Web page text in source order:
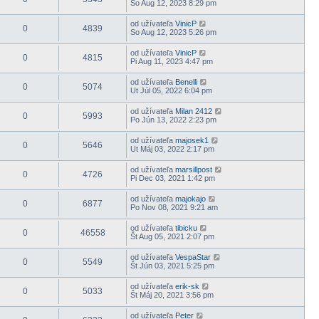
So Aug 12, 2023 8:29 pm
0 4839 od užívateľa VinicP
So Aug 12, 2023 5:26 pm
0 4815 od užívateľa VinicP
Pi Aug 11, 2023 4:47 pm
0 5074 od užívateľa Benelli
Ut Júl 05, 2022 6:04 pm
0 5993 od užívateľa Milan 2412
Po Jún 13, 2022 2:23 pm
0 5646 od užívateľa majosek1
Ut Máj 03, 2022 2:17 pm
0 4726 od užívateľa marsillpost
Pi Dec 03, 2021 1:42 pm
0 6877 od užívateľa majokajo
Po Nov 08, 2021 9:21 am
0 46558 od užívateľa tibicku
Št Aug 05, 2021 2:07 pm
0 5549 od užívateľa VespaStar
Št Jún 03, 2021 5:25 pm
0 5033 od užívateľa erik-sk
Št Máj 20, 2021 3:56 pm
od užívateľa Peter